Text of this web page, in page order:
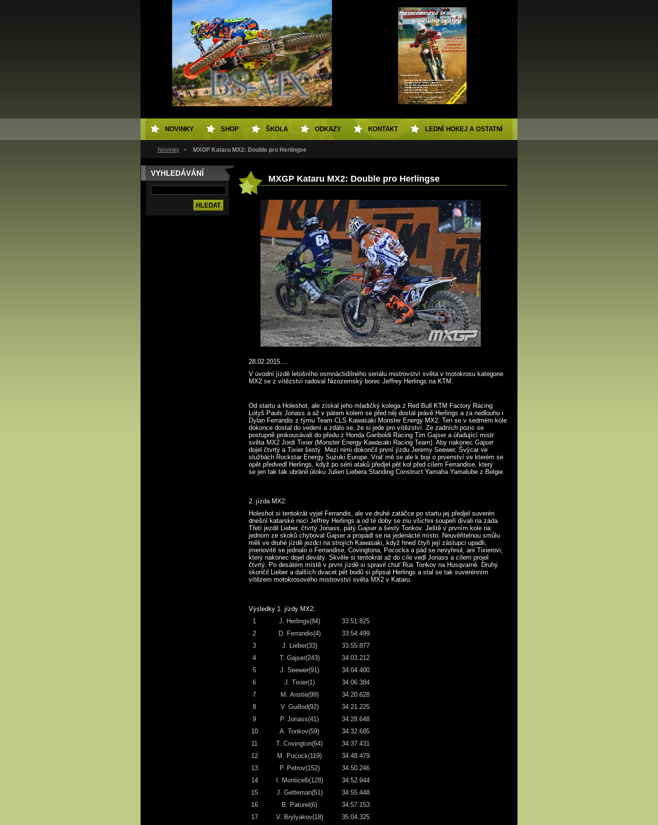
Novinky > MXGP Kataru MX2: Double pro Herlingse
VYHLEDÁVÁNÍ
MXGP Kataru MX2: Double pro Herlingse
28.02.2015....
V úvodní jízdě letošního osmnáctidílného seriálu mistrovství světa v motokrosu kategorie
MX2 se z vítězství radoval Nizozemský borec Jeffrey Herlings na KTM.
Od startu a Holeshot, ale získal jeho mladičký kolega z Red Bull KTM Factory Racing
Lotyš Pauls Jonass a až v pátem kolem se před něj dostal právě Herlings a za nedlouho i
Dylan Ferrandis z týmu Team CLS Kawasaki Monster Energy MX2. Ten se v sedmém kole
dokonce dostal do vedení a zdálo se, že si jede pro vítězství. Ze zadních pozic se
postupně prokousávali do předu z Honda Gariboldi Racing Tim Gajser a úřadující mistr
světa MX2 Jordi Tixier (Monster Energy Kawasaki Racing Team). Aby nakonec Gajser
dojel čtvrtý a Tixier šestý. Mezi nimi dokončil první jízdu Jeremy Seewer, Švýcar ve
službách Rockstar Energy Suzuki Europe. Vrať mě se ale k boji o prvenství ve kterém se
opět předvedl Herlings, když po sérii ataků předjel pět kol před cílem Ferrandise, který
se jen tak tak ubránil útoku Julien Liebera Standing Construct Yamaha Yamalube z Belgie.
2. jízda MX2:
Holeshot si tentokrát vyjel Ferrandis, ale ve druhé zatáčce po startu jej předjel suverén
dnešní katarské noci Jeffrey Herlings a od té doby se mu všichni soupeři dívali na záda.
Třetí jezdil Lieber, čtvrtý Jonass, pátý Gajser a šestý Tonkov. Ještě v prvním kole na
jednom ze skoků chyboval Gajser a propadl se na jedenácté místo. Neuvěřitelnou smůlu
měli ve druhé jízdě jezdci na strojích Kawasaki, když hned čtyři její zástupci upadli,
jmenovitě se jednalo o Ferrandise, Covingtona, Pococka a pád se nevyhnul, ani Tixierovi,
který nakonec dojel devátý. Skvěle si tentokrát až do cíle vedl Jonass a cílem projel
čtvrtý. Po desátém místě v první jízdě si spravil chuť Rus Tonkov na Husqvarně. Druhý
skončil Lieber a dalších dvacet pět bodů si připsal Herlings a stal se tak suverénním
vítězem motokrosového mistrovství světa MX2 v Kataru.
Výsledky 1. jízdy MX2:
1
J. Herlings(84)
33:51.825
2
D. Ferrandis(4)
33:54.499
3
J. Lieber(33)
33:55.877
4
T. Gajser(243)
34:03.212
5
J. Seewer(91)
34:04.400
6
J. Tixier(1)
34:06.384
7
M. Anstie(99)
34:20.628
8
V. Guillod(92)
34:21.225
9
P. Jonass(41)
34:28.648
10
A. Tonkov(59)
34:32.685
11
T. Covington(64)
34:37.431
12
M. Pocock(119)
34:48.479
13
P. Petrov(152)
34:50.246
14
I. Monticelli(128)
34:52.944
15
J. Getteman(51)
34:55.448
16
B. Paturel(6)
34:57.153
17
V. Brylyakov(18)
35:04.325
NOVINKY SHOP ŠKOLA ODKAZY KONTAKT LEDNÍ HOKEJ A OSTATNÍ